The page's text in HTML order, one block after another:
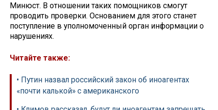
Минюст. В отношении таких помощников смогут
проводить проверки. Основанием для этого станет
поступление в уполномоченный орган информации о
нарушениях.
Читайте также:
• Путин назвал российский закон об иноагентах
«почти калькой» с американского